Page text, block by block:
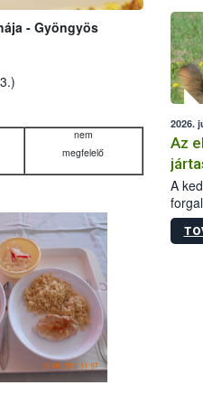
- Gyöngyös
nem
megfelelő
2026.
Az
A